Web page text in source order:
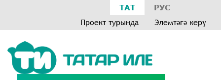
ТАТ РУС
Проект турында Элемтәгә керү